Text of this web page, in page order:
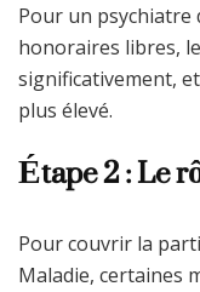
Pour un psychiatre
honoraires libres,
significativement,
plus élevé.
Étape 2 : Le
Pour couvrir la
Maladie, certaines